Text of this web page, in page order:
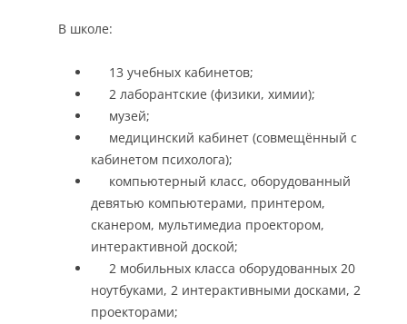
В школе:
13 учебных кабинетов;
2 лаборантские (физики, химии);
музей;
медицинский кабинет (совмещённый с
кабинетом психолога);
компьютерный класс, оборудованный
девятью компьютерами, принтером,
сканером, мультимедиа проектором,
интерактивной доской;
2 мобильных класса оборудованных 20
ноутбуками, 2 интерактивными досками, 2
проекторами;